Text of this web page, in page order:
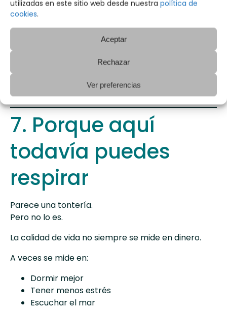
utilizadas en este sitio web desde nuestra política de
cookies.
Aceptar
Rechazar
Ver preferencias
Camposol
Zonas cercanas a la costa
Y cuando la demanda crece, las oportunidades
inmobiliarias también cambian.
Por eso muchas personas están apostando por
comprar vivienda ahora antes de que los precios
sigan evolucionando.
7. Porque aquí
todavía puedes
respirar
Parece una tontería.
Pero no lo es.
La calidad de vida no siempre se mide en dinero.
A veces se mide en:
Dormir mejor
Tener menos estrés
Escuchar el mar